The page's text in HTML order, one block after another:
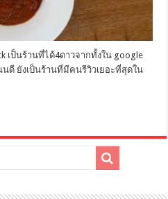
เป็นร้านที่ได้4ดาวจากทั้งใน google
ดี ยังเป็นร้านที่มีคนรีวิวเยอะที่สุดใน